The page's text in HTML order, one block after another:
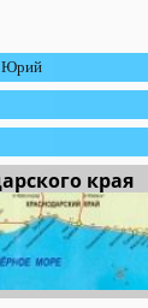
Юрий
края